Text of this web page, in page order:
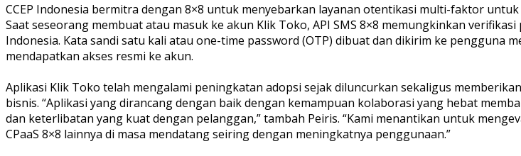
CCEP Indonesia bermitra dengan 8×8 untuk menyebarkan layanan otentikasi multi-faktor
Saat seseorang membuat atau masuk ke akun Klik Toko, API SMS 8×8 memungkinkan
Indonesia. Kata sandi satu kali atau one-time password (OTP) dibuat dan dikirim ke pengguna
mendapatkan akses resmi ke akun.
Aplikasi Klik Toko telah mengalami peningkatan adopsi sejak diluncurkan sekaligus
bisnis. “Aplikasi yang dirancang dengan baik dengan kemampuan kolaborasi yang hebat
dan keterlibatan yang kuat dengan pelanggan,” tambah Peiris. “Kami menantikan untuk
CPaaS 8×8 lainnya di masa mendatang seiring dengan meningkatnya penggunaan.”